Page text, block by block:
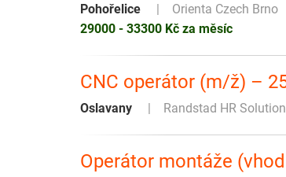
Pohořelice
Orienta Czech Brno
29000 - 33300 Kč za měsíc
CNC operátor (m/ž) –
Oslavany Randstad HR
Operátor montáže